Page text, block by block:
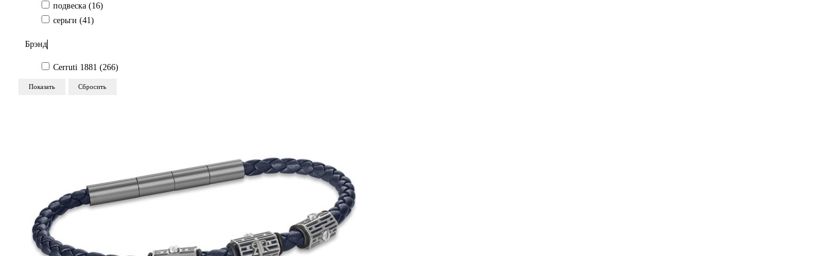
подвеска (16)
серьги (41)
Брэнд
Cerruti 1881 (266)